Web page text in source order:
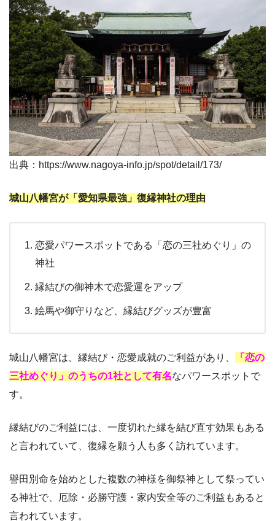
出典：https://www.nagoya-info.jp/spot/detail/173/
城山八幡宮が「愛知県最強」復縁神社の理由
恋愛パワースポットである「恋の三社めぐり」の
神社
縁結びの御神木で恋愛運をアップ
絵馬や御守りなど、縁結びグッズが豊富
城山八幡宮は、縁結び・恋愛成就のご利益があり、
「恋の
三社めぐり」のうちの1社として有名なパワースポットで
す。
縁結びのご利益には、一度切れた縁を結び直す効果もある
と言われていて、復縁を願う人も多く訪れています。
譽田別命を始めとした複数の神様を御祭神として祭ってい
る神社で、厄除・必勝守護・家内安全等のご利益もあると
言われています。